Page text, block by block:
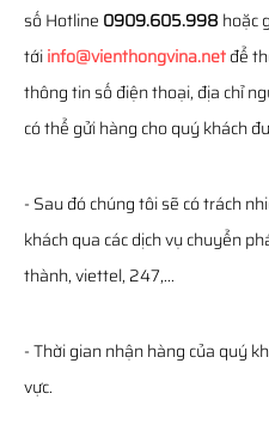
số Hotline 0909.605.998 hoặc
tớiinfo@vienthongvina.netđể
thông tin số điện thoại, địa chỉ
có thể gửi hàng cho quý khách
- Sau đó chúng tôi sẽ có trách
khách qua các dịch vụ chuyển
thành, viettel, 247,...
- Thời gian nhận hàng của quý
vực.